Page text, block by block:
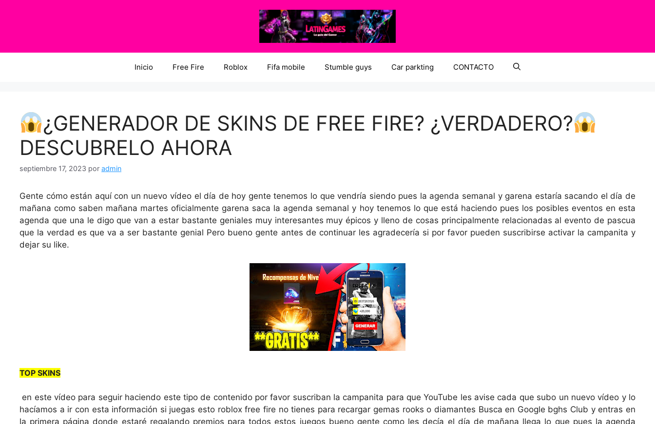
Inicio Free Fire Roblox Fifa mobile Stumble guys Car parkting CONTACTO
¿GENERADOR DE SKINS DE FREE FIRE? ¿VERDADERO?
DESCUBRELO AHORA
septiembre 17, 2023 por admin
Gente cómo están aquí con un nuevo vídeo el día de hoy gente tenemos lo que vendría siendo pues la agenda semanal y garena estaría sacando el día de
mañana como saben mañana martes oficialmente garena saca la agenda semanal y hoy tenemos lo que está haciendo pues los posibles eventos en esta
agenda que una le digo que van a estar bastante geniales muy interesantes muy épicos y lleno de cosas principalmente relacionadas al evento de pascua
que la verdad es que va a ser bastante genial Pero bueno gente antes de continuar les agradecería si por favor pueden suscribirse activar la campanita y
dejar su like.
TOP SKINS
en este vídeo para seguir haciendo este tipo de contenido por favor suscriban la campanita para que YouTube les avise cada que subo un nuevo vídeo y lo
hacíamos a ir con esta información si juegas esto roblox free fire no tienes para recargar gemas rooks o diamantes Busca en Google bghs Club y entras en
la primera página donde estaré regalando premios para todos estos juegos bueno gente como les decía el día de mañana llega lo que pues la agenda